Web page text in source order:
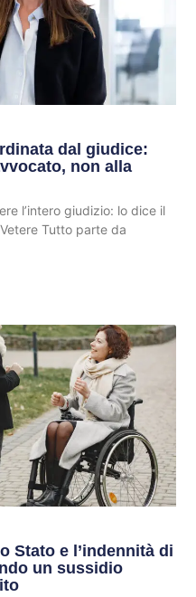
dal giudice:
non alla
l’intero giudizio: lo dice il
Tutto parte da
Stato e l’indennità di
un sussidio